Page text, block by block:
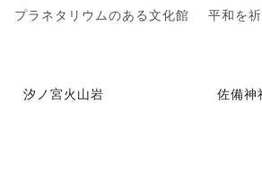
プラネタリウムのある文化館 平和を
汐ノ宮火山岩 佐備神